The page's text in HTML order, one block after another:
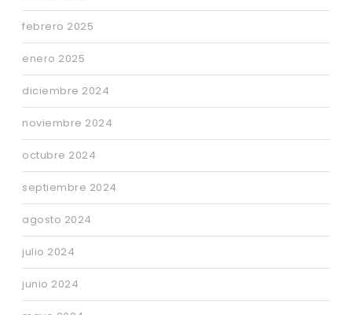
febrero 2025
enero 2025
diciembre 2024
noviembre 2024
octubre 2024
septiembre 2024
agosto 2024
julio 2024
junio 2024